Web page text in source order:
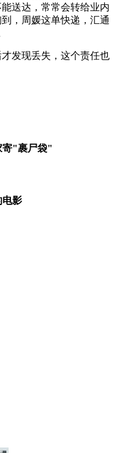
送达，常常会转给业内
，周媛这单快递，汇通
发现丢失，这个责任也
寄"裹尸袋"
电影